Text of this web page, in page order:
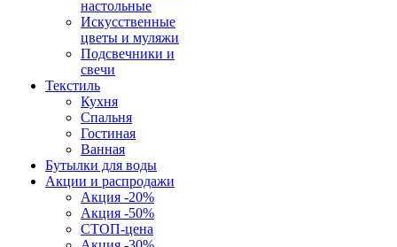
настольные
Искусственные
цветы и муляжи
Подсвечники и
свечи
Текстиль
Кухня
Спальня
Гостиная
Ванная
Бутылки для воды
Акции и распродажи
Акция -20%
Акция -50%
СТОП-цена